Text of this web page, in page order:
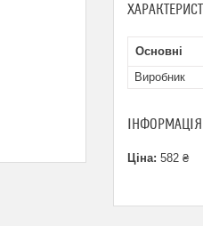
Основні
Виробник
Ціна: 582 ₴